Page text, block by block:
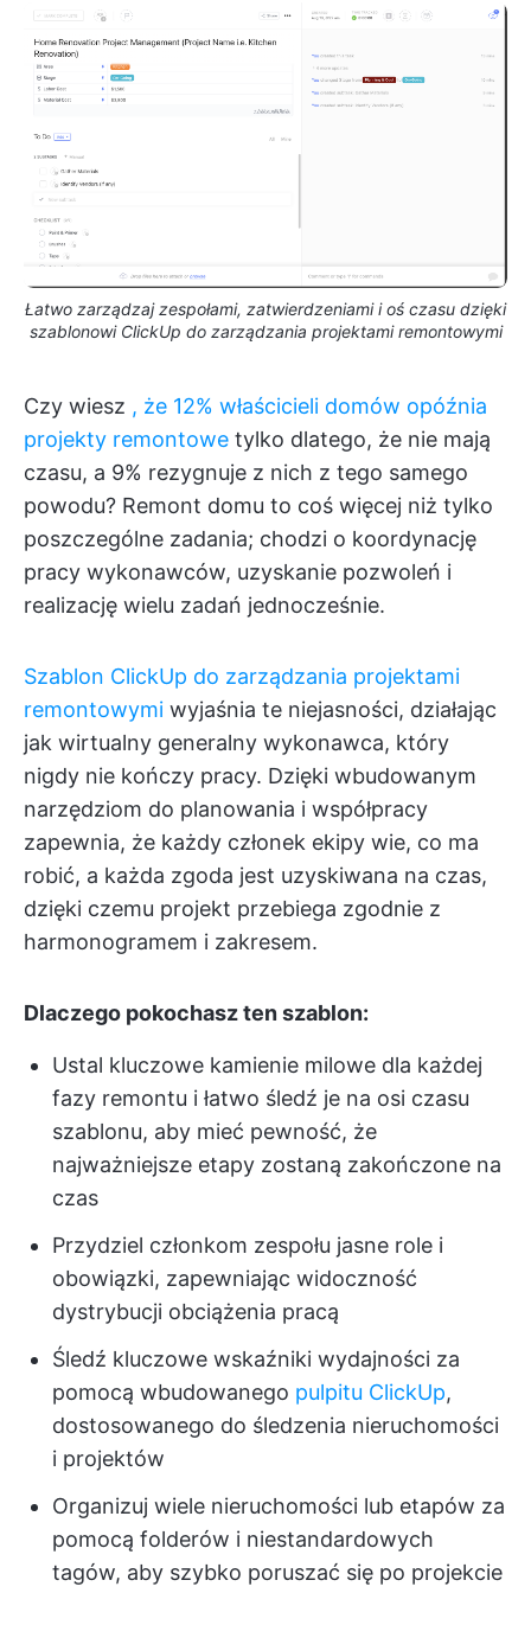
Łatwo zarządzaj zespołami, zatwierdzeniami i oś czasu dzięki
szablonowi ClickUp do zarządzania projektami remontowymi
Czy wiesz , że 12% właścicieli domów opóźnia
projekty remontowe tylko dlatego, że nie mają
czasu, a 9% rezygnuje z nich z tego samego
powodu? Remont domu to coś więcej niż tylko
poszczególne zadania; chodzi o koordynację
pracy wykonawców, uzyskanie pozwoleń i
realizację wielu zadań jednocześnie.
Szablon ClickUp do zarządzania projektami
remontowymi wyjaśnia te niejasności, działając
jak wirtualny generalny wykonawca, który
nigdy nie kończy pracy. Dzięki wbudowanym
narzędziom do planowania i współpracy
zapewnia, że każdy członek ekipy wie, co ma
robić, a każda zgoda jest uzyskiwana na czas,
dzięki czemu projekt przebiega zgodnie z
harmonogramem i zakresem.
Dlaczego pokochasz ten szablon:
Ustal kluczowe kamienie milowe dla każdej
fazy remontu i łatwo śledź je na osi czasu
szablonu, aby mieć pewność, że
najważniejsze etapy zostaną zakończone na
czas
Przydziel członkom zespołu jasne role i
obowiązki, zapewniając widoczność
dystrybucji obciążenia pracą
Śledź kluczowe wskaźniki wydajności za
pomocą wbudowanego pulpitu ClickUp,
dostosowanego do śledzenia nieruchomości
i projektów
Organizuj wiele nieruchomości lub etapów za
pomocą folderów i niestandardowych
tagów, aby szybko poruszać się po projekcie